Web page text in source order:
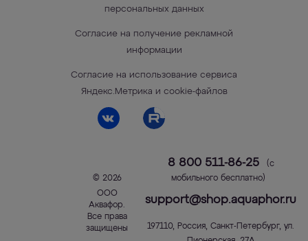
персональных данных
Согласие на получение рекламной
информации
Согласие на использование сервиса
Яндекс.Метрика и cookie-файлов
© 2026
ООО
Аквафор.
Все права
защищены
8 800 511-86-25
(с
мобильного бесплатно)
support@shop.aquaphor.ru
197110, Россия, Санкт-Петербург, ул.